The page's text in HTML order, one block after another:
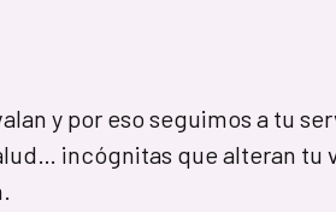
y por eso seguimos a tu
incógnitas que alteran tu